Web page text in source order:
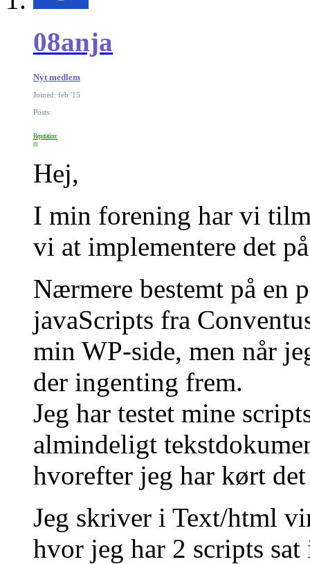
08anja
Nyt medlem
Joined: feb '15
Posts:
Reputation:
Hej,
I min forening har vi
vi at implementere det
Nærmere bestemt på en
javaScripts fra
min WP-side, men når
der ingenting frem.
Jeg har testet mine
almindeligt
hvorefter jeg har kørt
Jeg skriver i Text/html
hvor jeg har 2 scripts sat